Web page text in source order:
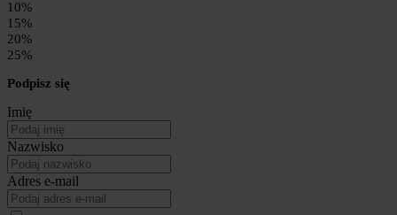
10%
15%
20%
25%
Podpisz się
Imię
Nazwisko
Adres e-mail